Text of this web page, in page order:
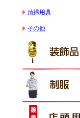
清掃用具
その他